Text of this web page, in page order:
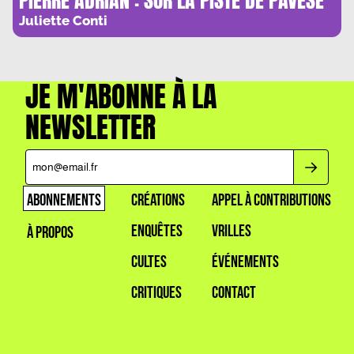
Juliette Conti
JE M'ABONNE À LA
NEWSLETTER
ABONNEMENTS
À PROPOS
CRÉATIONS
ENQUÊTES
CULTES
CRITIQUES
APPEL À CONTRIBUTIONS
VRILLES
ÉVÉNEMENTS
CONTACT